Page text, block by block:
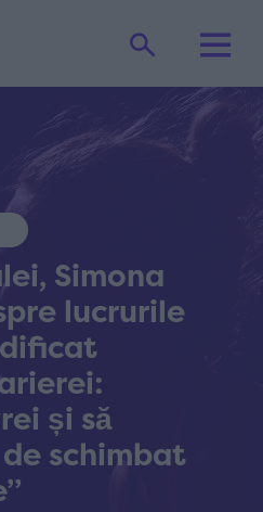
Simona
lucrurile
și să
schimbat